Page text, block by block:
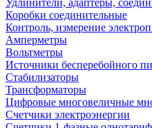
Удлинители, адаптеры,
Коробки соединительные
Контроль, измерение
Амперметры
Вольтметры
Источники бесперебойного
Стабилизаторы
Трансформаторы
Цифровые многовеличные
Счетчики электроэнергии